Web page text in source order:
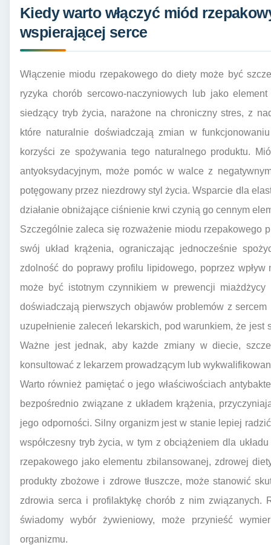
Kiedy warto włączyć miód
wspierającej serce
Włączenie miodu rzepakowego do diety może być
ryzyka chorób sercowo-naczyniowych lub jako
siedzący tryb życia, narażone na chroniczny stres, z
które naturalnie doświadczają zmian w
korzyści ze spożywania tego naturalnego produktu.
antyoksydacyjnym, może pomóc w walce z
potęgowany przez niezdrowy styl życia. Wsparcie dla
działanie obniżające ciśnienie krwi czynią go cennym
Szczególnie zaleca się rozważenie miodu rzepakowego
swój układ krążenia, ograniczając jednocześnie
zdolność do poprawy profilu lipidowego, poprzez
może być istotnym czynnikiem w prewencji
doświadczają pierwszych objawów problemów z
uzupełnienie zaleceń lekarskich, pod warunkiem, że
Ważne jest jednak, aby każde zmiany w diecie,
konsultować z lekarzem prowadzącym lub
Warto również pamiętać o jego właściwościach
bezpośrednio związane z układem krążenia,
jego odporności. Silny organizm jest w stanie lepiej
współczesny tryb życia, w tym z obciążeniem dla
rzepakowego jako elementu zbilansowanej, zdrowej
produkty zbożowe i zdrowe tłuszcze, może stanowić
zdrowia serca i profilaktykę chorób z nim związanych.
świadomy wybór żywieniowy, może przynieść
organizmu.